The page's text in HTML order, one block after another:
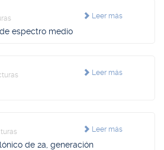
Leer más
espectro medio
Leer más
Leer más
de 2a, generación